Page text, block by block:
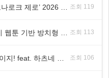
조회 119
조회 113
조회 106